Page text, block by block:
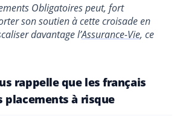
Obligatoires peut, fort
son soutien à cette croisade en
davantage l’Assurance-Vie, ce
rappelle que les français
placements à risque